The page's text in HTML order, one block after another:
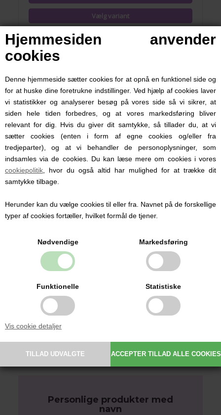
Hjemmesiden anvender
cookies
Denne hjemmeside sætter cookies for at opnå en funktionel side og
for at huske dine foretrukne indstillinger. Ved hjælp af cookies laver
vi statistikker og analyserer besøg på vores side så vi sikrer, at
siden hele tiden forbedres, og at vores markedsføring bliver
relevant for dig. Hvis du giver dit samtykke, så tillader du, at vi
sætter cookies (enten i form af egne cookies og/eller fra
tredjeparter), og at vi behandler de personoplysninger, som
indsamles via de cookies. Du kan læse mere om cookies i vores
cookiepolitik , hvor du også altid har mulighed for at trække dit
samtykke tilbage.
Herunder kan du vælge cookies til eller fra. Navnet på de forskellige
typer af cookies fortæller, hvilket formål de tjener.
Nødvendige Markedsføring
Funktionelle Statistiske
Vis cookie detaljer
Baby Slippers, En Fant, Sandshell
Personlige produkter med
navn